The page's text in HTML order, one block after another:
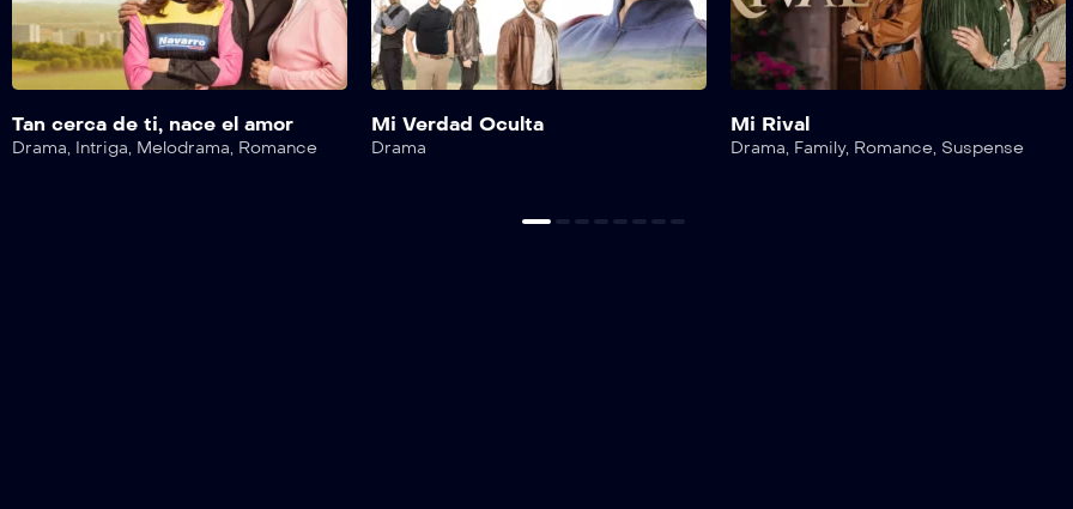
Tan cerca de ti, nace el amor
Drama, Intriga, Melodrama, Romance
Mi Verdad Oculta
Drama
Mi Rival
Drama, Family, Romance, Suspense